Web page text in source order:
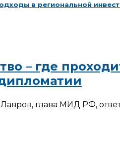
в региональной
– где
глава МИД РФ,